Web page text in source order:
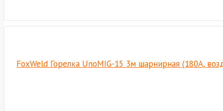
FoxWeld Горелка UnoMIG-15 3м шарнирная (180A,